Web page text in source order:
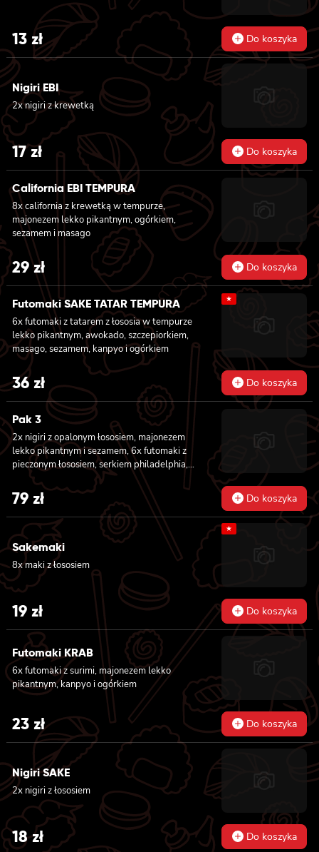
13 zł Do koszyka
Nigiri EBI
2x nigiri z krewetką
17zł Do koszyka
California EBI TEMPURA
8x california z krewetką w tempurze,
majonezem lekko pikantnym, ogórkiem,
sezamem i masago
29zł Do koszyka
Futomaki SAKE TATAR TEMPURA
6x futomaki z tatarem z łososia w tempurze
lekko pikantnym, awokado, szczepiorkiem,
masago, sezamem, kanpyo i ogórkiem
★
36zł Do koszyka
Pak 3
2x nigiri z opalonym łososiem, majonezem
lekko pikantnym i sezamem, 6x futomaki z
pieczonym łososiem, serkiem philadelphia,
awokado, ogórkiem, kanpyo, sałatą, sosem
teriyaki i sezamem, 8x california z krewetką
w tempurze, majonezem lekko pikantnym,
ogórkiem, sezamem i masago, 8x hosomaki z
batatem w tempurze
79 zł Do koszyka
Sakemaki
8x maki z łososiem
★
19 zł Do koszyka
Futomaki KRAB
6x futomaki z surimi, majonezem lekko
pikantnym, kanpyo i ogórkiem
23 zł Do koszyka
Nigiri SAKE
2x nigiri z łososiem
18zł Do koszyka